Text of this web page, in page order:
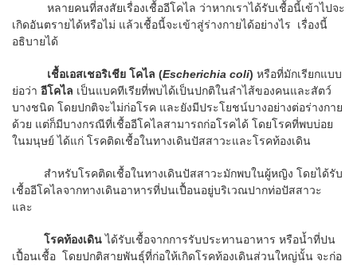
หลายคนที่สงสัยเรื่องเชื้ออีโคไล ว่าหากเราได้รับเชื้อนี้เข้าไปจะ
เกิดอันตรายได้หรือไม่ แล้วเชื้อนี้จะเข้าสู่ร่างกายได้อย่างไร เรื่องนี้
อธิบายได้
เชื้อเอสเชอริเชีย โคไล (Escherichia coli) หรือที่มักเรียกแบบ
ย่อว่า อีโคไล เป็นแบคทีเรียที่พบได้เป็นปกติในลำไส้ของคนและสัตว์
บางชนิด โดยปกติจะไม่ก่อโรค และยังมีประโยชน์บางอย่างต่อร่างกาย
ด้วย แต่ก็มีบางกรณีที่เชื้ออีโคไลสามารถก่อโรคได้ โดยโรคที่พบบ่อย
ในมนุษย์ ได้แก่ โรคติดเชื้อในทางเดินปัสสาวะและโรคท้องเดิน
สำหรับโรคติดเชื้อในทางเดินปัสสาวะมักพบในผู้หญิง โดยได้รับ
เชื้ออีโคไลจากทางเดินอาหารที่ปนเปื้อนอยู่บริเวณปากท่อปัสสาวะ
และ
โรคท้องเดินได้รับเชื้อจากการรับประทานอาหาร หรือน้ำที่ปน
เปื้อนเชื้อ โดยปกติสายพันธุ์ที่ก่อให้เกิดโรคท้องเดินส่วนใหญ่นั้น จะก่อ